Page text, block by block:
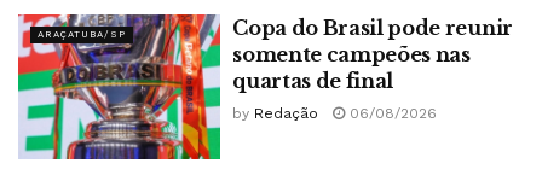
ARAÇATUBA/SP
Copa do Brasil pode reunir
somente campeões nas
quartas de final
by Redação 06/08/2026